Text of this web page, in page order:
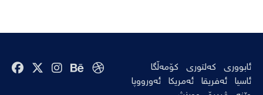
ئابووری کەلتوری
کۆمەڵگا
ئاسیا ئەفریقا ئەمریکا ئەورووپا